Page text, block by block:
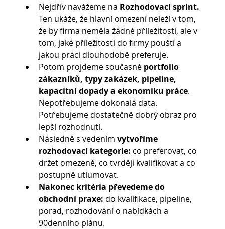
Nejdřív navážeme na Rozhodovací sprint.
Ten ukáže, že hlavní omezení neleží v tom,
že by firma neměla žádné příležitosti, ale v
tom, jaké příležitosti do firmy pouští a
jakou práci dlouhodobě preferuje.
Potom projdeme současné portfolio
zákazníků, typy zakázek, pipeline,
kapacitní dopady a ekonomiku práce.
Nepotřebujeme dokonalá data.
Potřebujeme dostatečně dobrý obraz pro
lepší rozhodnutí.
Následně s vedením vytvoříme
rozhodovací kategorie: co preferovat, co
držet omezeně, co tvrději kvalifikovat a co
postupně utlumovat.
Nakonec kritéria převedeme do
obchodní praxe: do kvalifikace, pipeline,
porad, rozhodování o nabídkách a
90denního plánu.